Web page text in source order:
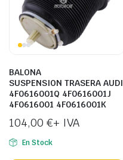
BALONA
SUSPENSION TRASERA AUDI
4F0616001Q 4F0616001J
4F0616001 4F0616001K
104,00 €+ IVA
En Stock